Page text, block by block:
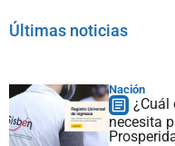
Últimas noticias
Nación
¿Cuál
necesita